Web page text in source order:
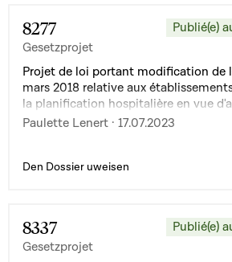
8277
Gesetzprojet
Publié(e)
Projet de loi portant modification de
mars 2018 relative aux
la planification hospitalière en vue
participer au financement des gardes
Paulette Lenert · 17.07.2023
Den Dossier uweisen
8337
Gesetzprojet
Publié(e)